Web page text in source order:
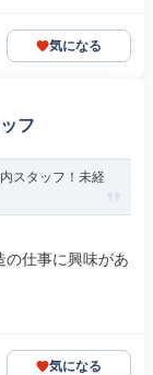
気になる
フ
スタッフ！未経
仕事に興味があ
気になる